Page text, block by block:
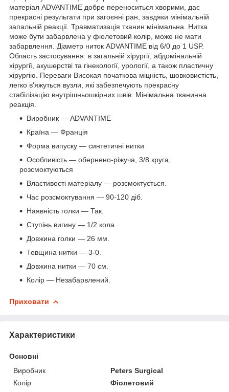
матеріал ADVANTIME добре переноситься хворими, дає
прекрасні результати при загоєнні ран, завдяки мінімальній
запальній реакції. Травматизація тканин мінімальна. Нитка
може бути забарвлена у фіолетовий колір, може не мати
забарвлення. Діаметр ниток ADVANTIME від 6/0 до 1 USP.
Область застосування: в загальній хірургії, абдомінальній
хірургії, акушерстві та гінекології, урології, а також пластичну
хірургію. Переваги Високая початкова міцність, шовковистість,
легко в'яжуться вузли, які забезпечують прекрасну
стабілізацію внутрішньошкірних швів. Мінімальна тканинна
реакція.
Виробник — ADVANTIME
Країна — Франція
Форма випуску — синтетичні нитки
Особливість — обернено-ріжуча, 3/8 круга,
розсмоктуються
Властивості матеріалу — розсмоктується.
Час розсмоктування — 90-120 діб.
Наявність голки — Так.
Ступінь вигину — 1/2 кола.
Довжина голки — 26 мм.
Товщина нитки — 3-0.
Довжина нитки — 70 см.
Колір — Незабарвлений.
Приховати
Характеристики
Основні
Виробник
Peters Surgical
Колір
Фіолетовий